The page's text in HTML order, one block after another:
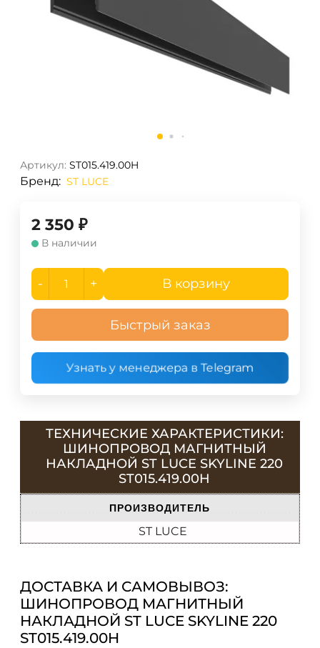
Артикул: ST015.419.00H
Бренд: ST LUCE
2 350 ₽
В наличии
- + В корзину
Быстрый заказ
Узнать у менеджера в Telegram
ТЕХНИЧЕСКИЕ ХАРАКТЕРИСТИКИ:
ШИНОПРОВОД МАГНИТНЫЙ
НАКЛАДНОЙ ST LUCE SKYLINE 220
ST015.419.00H
ПРОИЗВОДИТЕЛЬ
ST LUCE
ДОСТАВКА И САМОВЫВОЗ:
ШИНОПРОВОД МАГНИТНЫЙ
НАКЛАДНОЙ ST LUCE SKYLINE 220
ST015.419.00H